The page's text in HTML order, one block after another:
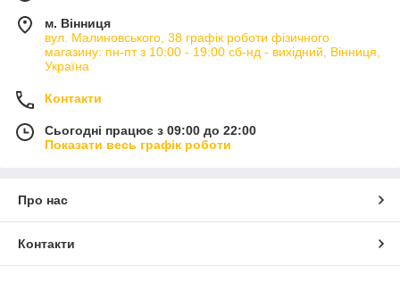
м. Вінниця
вул. Малиновського, 38 графік роботи фізичного
магазину: пн-пт з 10:00 - 19:00 сб-нд - вихідний, Вінниця,
Україна
Контакти
Сьогодні працює з 09:00 до 22:00
Показати весь графік роботи
Про нас
Контакти